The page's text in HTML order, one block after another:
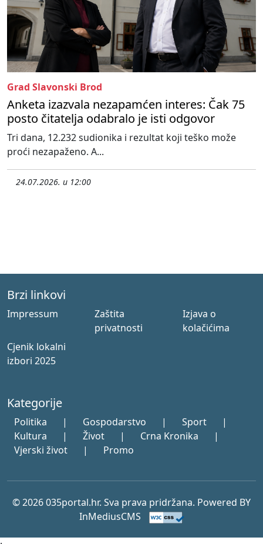
Grad Slavonski Brod
Anketa izazvala nezapamćen interes: Čak 75
posto čitatelja odabralo je isti odgovor
Tri dana, 12.232 sudionika i rezultat koji teško može
proći nezapaženo. A...
24.07.2026. u 12:00
Brzi linkovi
Impressum
Zaštita
privatnosti
Izjava o
kolačićima
Cjenik lokalni
izbori 2025
Kategorije
Politika | Gospodarstvo | Sport
|
Kultura
| Život | Crna Kronika
|
Vjerski život
| Promo
© 2026 035portal.hr. Sva prava pridržana. Powered BY
InMediusCMS